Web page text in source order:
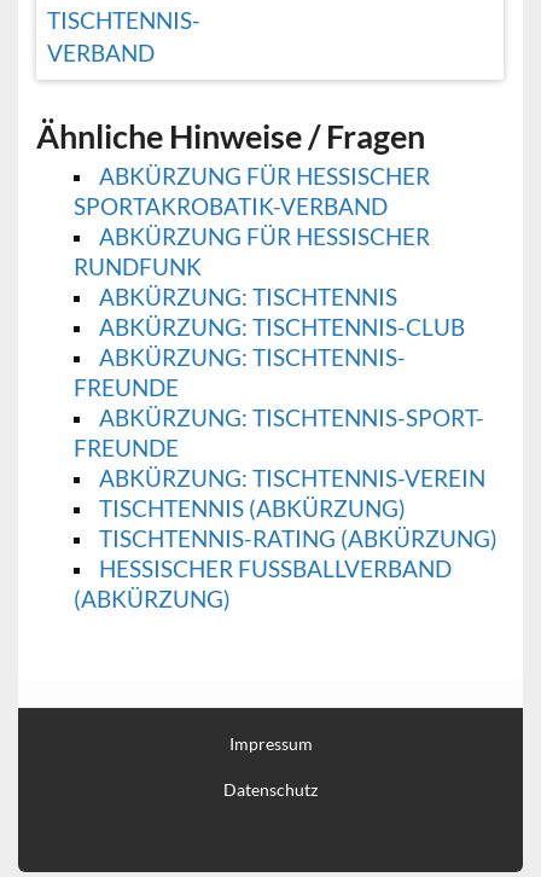
TISCHTENNIS-
VERBAND
Ähnliche Hinweise / Fragen
ABKÜRZUNG FÜR HESSISCHER
SPORTAKROBATIK-VERBAND
ABKÜRZUNG FÜR HESSISCHER
RUNDFUNK
ABKÜRZUNG: TISCHTENNIS
ABKÜRZUNG: TISCHTENNIS-CLUB
ABKÜRZUNG: TISCHTENNIS-
FREUNDE
ABKÜRZUNG: TISCHTENNIS-SPORT-
FREUNDE
ABKÜRZUNG: TISCHTENNIS-VEREIN
TISCHTENNIS (ABKÜRZUNG)
TISCHTENNIS-RATING (ABKÜRZUNG)
HESSISCHER FUSSBALLVERBAND (
ABKÜRZUNG)
Impressum
Datenschutz